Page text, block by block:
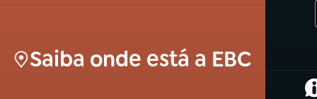
Saiba onde está a EBC